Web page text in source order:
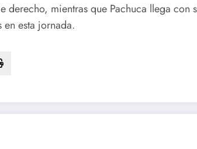
mientras que Pachuca llega
esta jornada.